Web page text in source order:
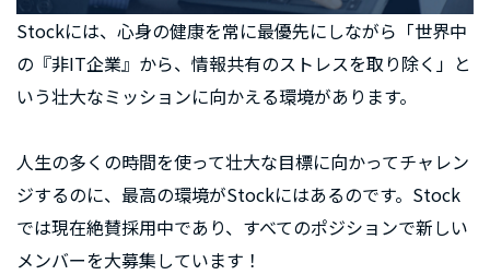
Stockには、心身の健康を常に最優先にしながら「世界中
の『非IT企業』から、情報共有のストレスを取り除く」と
いう壮大なミッションに向かえる環境があります。
人生の多くの時間を使って壮大な目標に向かってチャレン
ジするのに、最高の環境がStockにはあるのです。Stock
では現在絶賛採用中であり、すべてのポジションで新しい
メンバーを大募集しています！